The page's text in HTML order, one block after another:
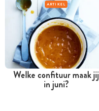
ARTIKEL
Welke confituur maak jij
in juni?